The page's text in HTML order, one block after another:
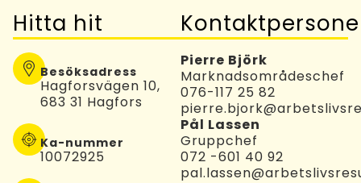
Hitta hit
Besöksadress
Hagforsvägen 10,
683 31 Hagfors
Ka-nummer
10072925
Pierre Björk
Marknadsområdeschef
076-117 25 82​
Pål Lassen
Gruppchef
072 -601 40 92